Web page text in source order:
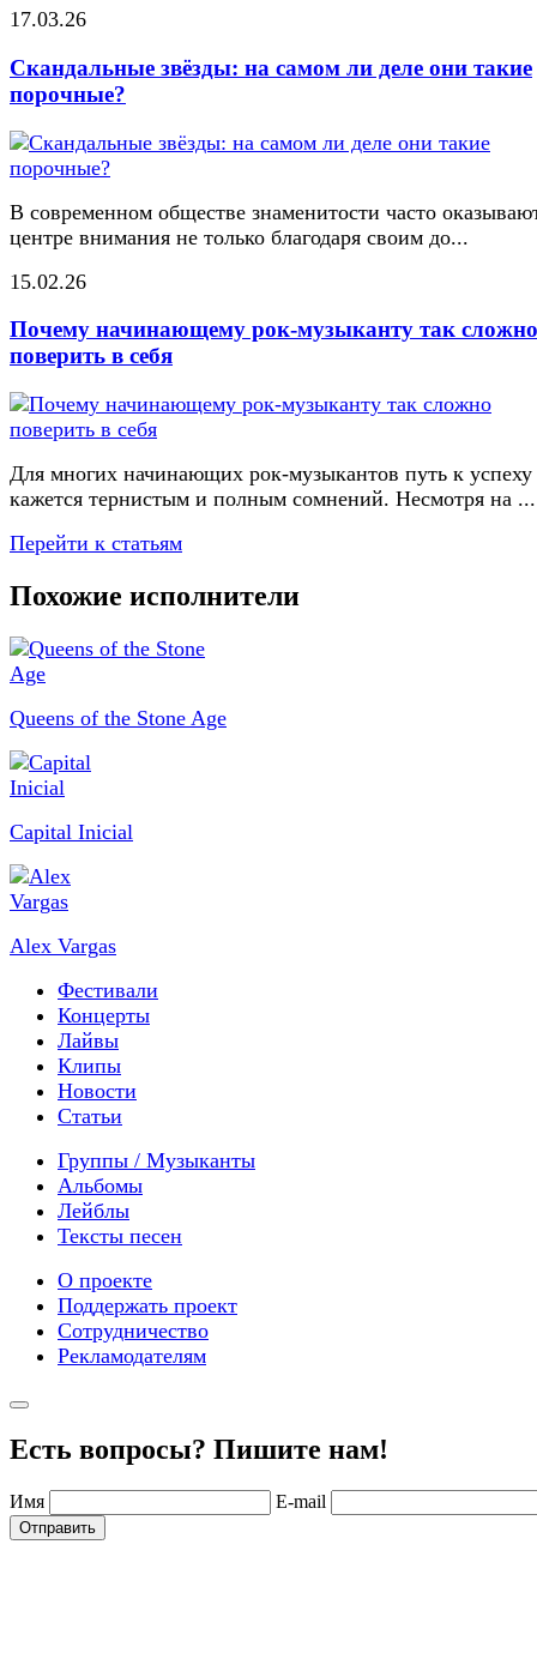
17.03.26
Скандальные звёзды: на самом ли деле они такие
порочные?
В современном обществе знаменитости часто
центре внимания не только благодаря своим до...
15.02.26
Почему начинающему рок-музыканту так сложно
поверить в себя
Для многих начинающих рок-музыкантов путь к успеху
кажется тернистым и полным сомнений. Несмотря на ...
Перейти к статьям
Похожие исполнители
Queens of the Stone Age
Capital Inicial
Alex Vargas
Фестивали
Концерты
Лайвы
Клипы
Новости
Статьи
Группы / Музыканты
Альбомы
Лейблы
Тексты песен
О проекте
Поддержать проект
Сотрудничество
Рекламодателям
Есть вопросы? Пишите нам!
Имя E-mail